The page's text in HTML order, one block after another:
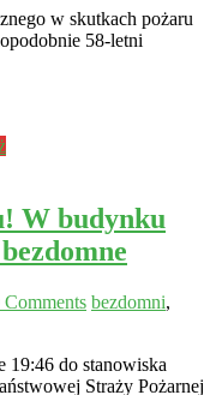
w skutkach pożaru
58-letni
W budynku
Comments bezdomni,
19:46 do stanowiska
Straży Pożarnej